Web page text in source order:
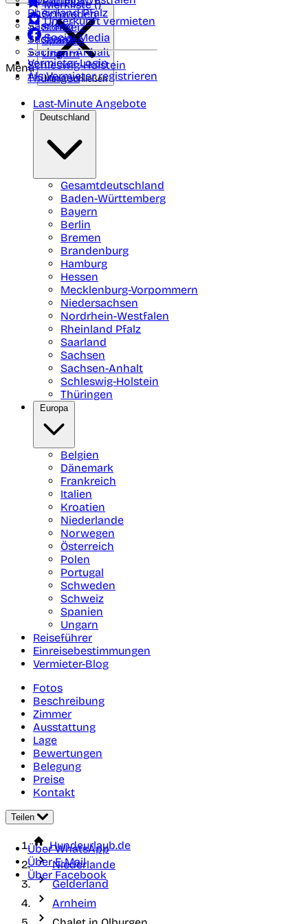
Rheinland Pfalz
Saarland
Sachsen
Sachsen-Anhalt
Schleswig-Holstein
Thüringen
Schweden
Schweiz
Spanien
Ungarn
Merkliste ()
Unterkunft vermieten
Social Media
Vermieter-Login
Als Vermieter registrieren
Menü
Menü schließen
Last-Minute Angebote
Deutschland
Gesamtdeutschland
Baden-Württemberg
Bayern
Berlin
Bremen
Brandenburg
Hamburg
Hessen
Mecklenburg-Vorpommern
Niedersachsen
Nordrhein-Westfalen
Rheinland Pfalz
Saarland
Sachsen
Sachsen-Anhalt
Schleswig-Holstein
Thüringen
Europa
Belgien
Dänemark
Frankreich
Italien
Kroatien
Niederlande
Norwegen
Österreich
Polen
Portugal
Schweden
Schweiz
Spanien
Ungarn
Reiseführer
Einreisebestimmungen
Vermieter-Blog
Fotos
Beschreibung
Zimmer
Ausstattung
Lage
Bewertungen
Belegung
Preise
Kontakt
Teilen
Über WhatsApp
Über E-Mail
Über Facebook
Hundeurlaub.de
Niederlande
Gelderland
Arnheim